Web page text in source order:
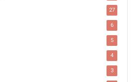
27
6
5
4
3